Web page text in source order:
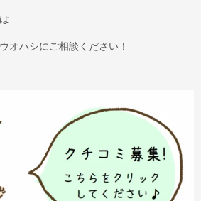
オハシにご相談ください！